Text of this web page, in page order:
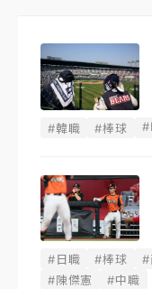
#韓職 #棒球
#日職 #棒球 #
#陳傑憲
#中職